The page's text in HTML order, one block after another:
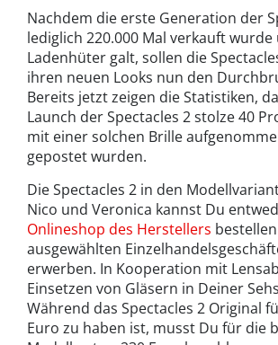
Nachdem die erste Generation der
lediglich 220.000 Mal verkauft wurde
Ladenhüter galt, sollen die
ihren neuen Looks nun den
Bereits jetzt zeigen die Statistiken,
Launch der Spectacles 2 stolze 40
mit einer solchen Brille
gepostet wurden.
Die Spectacles 2 in den
Nico und Veronica kannst Du
Onlineshop des Herstellers
ausgewählten
erwerben. In Kooperation mit
Einsetzen von Gläsern in Deiner
Während das Spectacles 2 Original
Euro zu haben ist, musst Du für die